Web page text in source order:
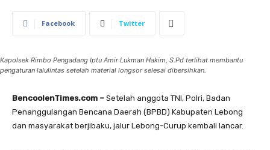
Facebook Twitter
Kapolsek Rimbo Pengadang Iptu Amir Lukman Hakim, S.Pd terlihat membantu
pengaturan lalulintas setelah material longsor selesai dibersihkan.
BencoolenTimes.com – Setelah anggota TNI, Polri, Badan
Penanggulangan Bencana Daerah (BPBD) Kabupaten Lebong
dan masyarakat berjibaku, jalur Lebong-Curup kembali lancar.